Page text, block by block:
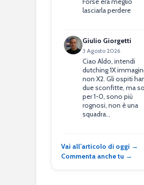
lasciarla perdere
Giulio Giorgetti
3 Agosto 2026
Ciao Aldo, intendi
dutching 1X
non X2. Gli ospiti
due sconfitte, ma
per 1-0, sono più
rognosi, non è una
squadra…
Vai all’articolo di oggi →
Commenta anche tu →